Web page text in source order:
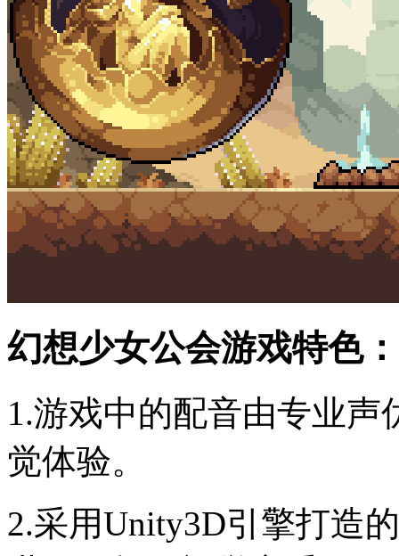
幻想少女公会游戏特色：
1.游戏中的配音由专业
觉体验。
2.采用Unity3D引擎打造